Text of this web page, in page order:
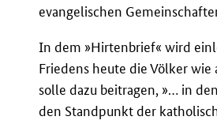
evangelischen
In dem »Hirtenbrief« wird
Friedens heute die Völker
solle dazu beitragen, »… in
den Standpunkt der